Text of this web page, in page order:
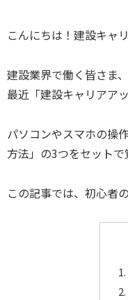
こんにちは！建設キャ
建設業界で働く皆さま
最近「建設キャリアア
パソコンやスマホの操
方法」の3つをセットで
この記事では、初心者